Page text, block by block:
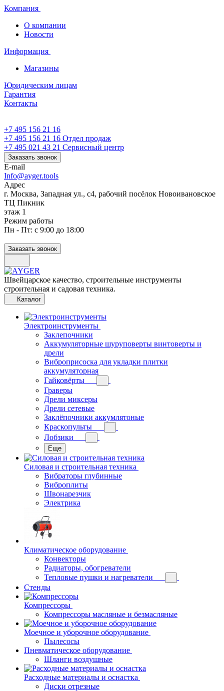
Компания
О компании
Новости
Информация
Магазины
Юридическим лицам
Гарантия
Контакты
+7 495 156 21 16
+7 495 156 21 16 Отдел продаж
+7 495 021 43 21 Cервисный центр
Заказать звонок
E-mail
Info@ayger.tools
Адрес
г. Москва, Западная ул., с4, рабочий посёлок Новоивановское
ТЦ Пикник
этаж 1
Режим работы
Пн - Пт: с 9:00 до 18:00
Заказать звонок
Швейцарское качество, строительные инструменты
строительная и садовая техника.
Каталог
Электроинструменты
Заклепочники
Аккумуляторные шуруповерты винтоверты и
дрели
Виброприсоска для укладки плитки
аккумуляторная
Гайковёрты
Граверы
Дрели миксеры
Дрели сетевые
Заклёпочники аккумлятоные
Краскопульты
Лобзики
Еще
Силовая и строительная техника
Вибраторы глубинные
Виброплиты
Швонарезчик
Электрика
Климатическое оборудование
Конвекторы
Радиаторы, обогреватели
Тепловые пушки и нагреватели
Стенды
Компрессоры
Компрессоры масляные и безмасляные
Моечное и уборочное оборудование
Пылесосы
Пневматическое оборудование
Шланги воздушные
Расходные материалы и оснастка
Диски отрезные